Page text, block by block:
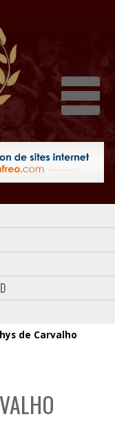
de Carvalho